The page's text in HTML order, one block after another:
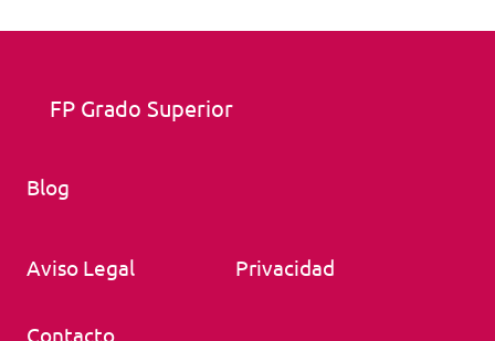
FP Grado Superior
Blog
Aviso Legal Privacidad
Contacto